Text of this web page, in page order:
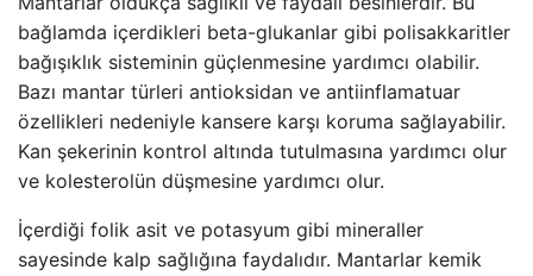
bağlamda içerdikleri beta-glukanlar gibi polisakkaritler
bağışıklık sisteminin güçlenmesine yardımcı olabilir.
Bazı mantar türleri antioksidan ve antiinflamatuar
özellikleri nedeniyle kansere karşı koruma sağlayabilir.
Kan şekerinin kontrol altında tutulmasına yardımcı olur
ve kolesterolün düşmesine yardımcı olur.
İçerdiği folik asit ve potasyum gibi mineraller
sayesinde kalp sağlığına faydalıdır. Mantarlar kemik